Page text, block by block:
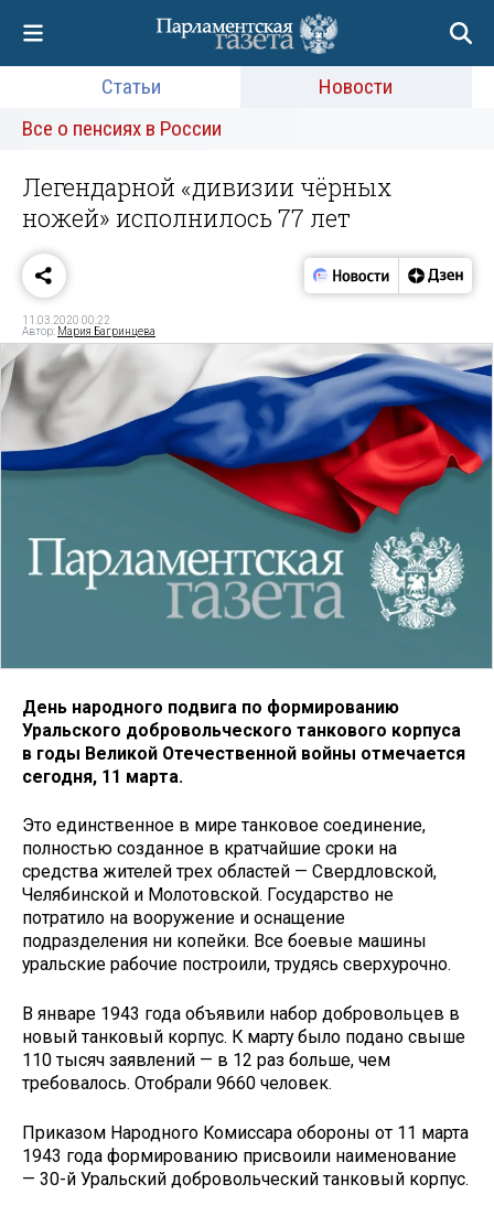
Статьи
Новости
Все о пенсиях в России
Легендарной «дивизии чёрных
ножей» исполнилось 77 лет
11.03.2020 00:22
Автор: Мария Багринцева
День народного подвига по формированию
Уральского добровольческого танкового корпуса
в годы Великой Отечественной войны отмечается
сегодня, 11 марта.
Это единственное в мире танковое соединение,
полностью созданное в кратчайшие сроки на
средства жителей трех областей — Свердловской,
Челябинской и Молотовской. Государство не
потратило на вооружение и оснащение
подразделения ни копейки. Все боевые машины
уральские рабочие построили, трудясь сверхурочно.
В январе 1943 года объявили набор добровольцев в
новый танковый корпус. К марту было подано свыше
110 тысяч заявлений — в 12 раз больше, чем
требовалось. Отобрали 9660 человек.
Приказом Народного Комиссара обороны от 11 марта
1943 года формированию присвоили наименование
— 30-й Уральский добровольческий танковый корпус.